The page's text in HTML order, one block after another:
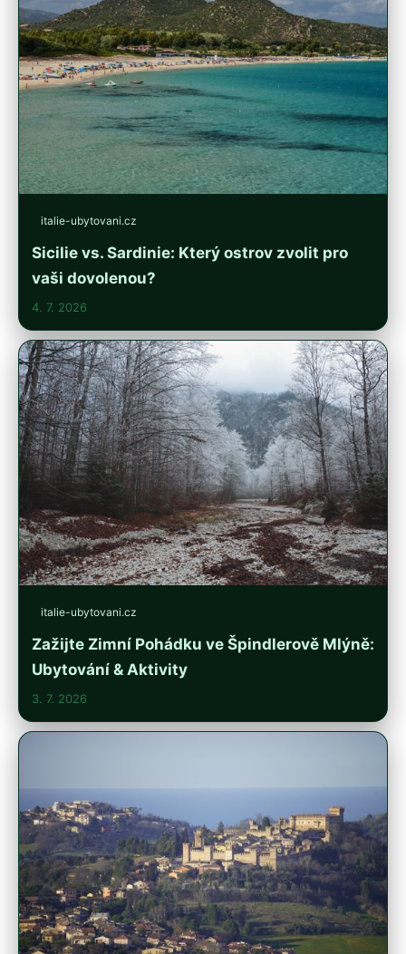
italie-ubytovani.cz
Sicilie vs. Sardinie: Který ostrov zvolit pro
vaši dovolenou?
4. 7. 2026
italie-ubytovani.cz
Zažijte Zimní Pohádku ve Špindlerově Mlýně:
Ubytování & Aktivity
3. 7. 2026